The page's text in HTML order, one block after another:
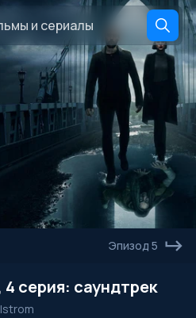
Эпизод 5
серия: саундтрек